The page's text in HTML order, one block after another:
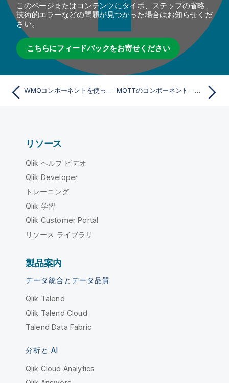
このページまたはコンテンツにタイポ、ステップの省略、
技術的エラーなどの問題が見つかった場合はお知らせくだ
さい。
こちらにフィードバックをお寄せください
WMQコンポーネントを使ってWebSphere MQネイティブサーバーへの接続を設定する MQTTのコンポーネント - メディエーション
リソース
Qlik ヘルプ ビデオ
Qlik Developer
トレーニング
Qlik 学習
Qlik Customer Portal
リソース ライブラリ
製品案内
データ統合とデータ品質
Qlik Talend
Qlik Talend Cloud
Talend Data Fabric
分析と AI
Qlik Cloud Analytics